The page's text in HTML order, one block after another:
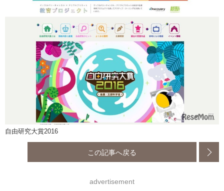
自由研究大賞2016
この記事へ戻る
advertisement